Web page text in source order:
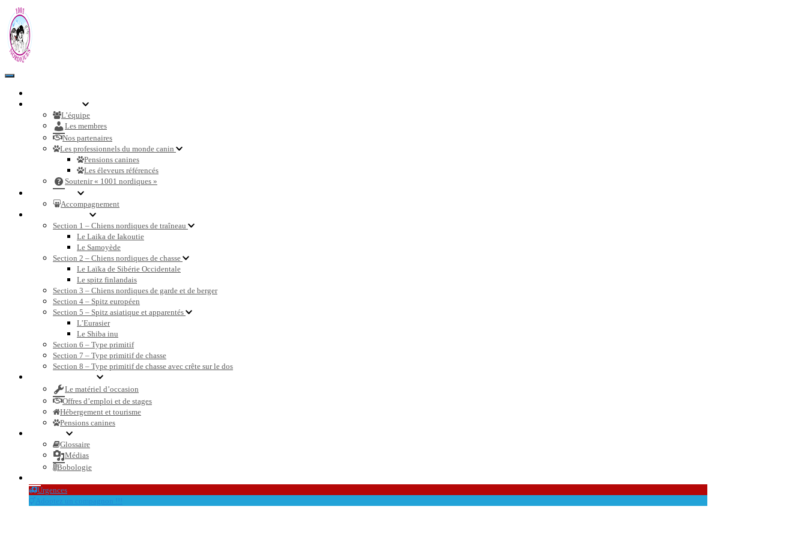
Toggle
L’équipe
Les membres
Nos partenaires
Les professionnels du monde canin
Pensions canines
Les éleveurs référencés
Soutenir « 1001 nordiques »
Accompagnement
Section 1 – Chiens nordiques de traîneau
Le Laika de Iakoutie
Le Samoyède
Section 2 – Chiens nordiques de chasse
Le Laïka de Sibérie Occidentale
Le spitz finlandais
Section 3 – Chiens nordiques de garde et de berger
Section 4 – Spitz européen
Section 5 – Spitz asiatique et apparentés
L’Eurasier
Le Shiba inu
Section 6 – Type primitif
Section 7 – Type primitif de chasse
Section 8 – Type primitif de chasse avec crête sur le dos
Le matériel d’occasion
Offres d’emploi et de stages
Hébergement et tourisme
Pensions canines
Glossaire
Médias
Bobologie
Urgences
Adoptez un compagnon !!!